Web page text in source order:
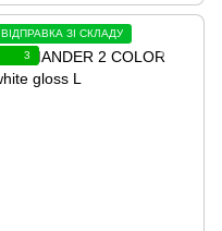
ВІДПРАВКА ЗІ СКЛАДУ
3